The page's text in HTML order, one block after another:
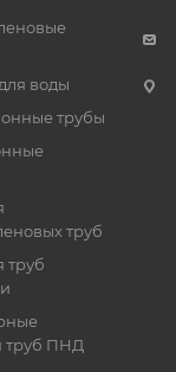
воды
трубы
труб
труб
труб ПНД